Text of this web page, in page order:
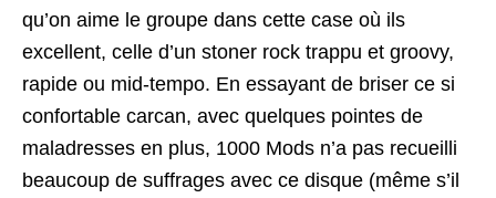
qu’on aime le groupe dans cette case où ils
excellent, celle d’un stoner rock trappu et groovy,
rapide ou mid-tempo. En essayant de briser ce si
confortable carcan, avec quelques pointes de
maladresses en plus, 1000 Mods n’a pas recueilli
beaucoup de suffrages avec ce disque (même s’il